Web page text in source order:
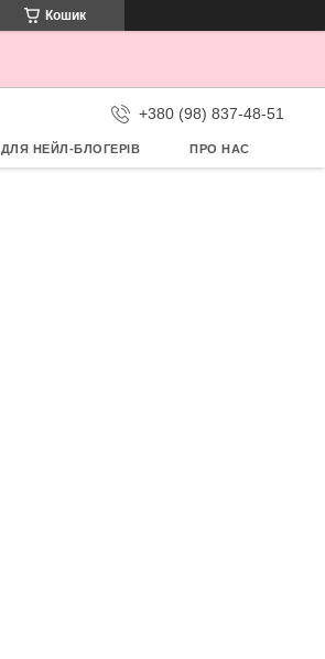
Кошик
+380 (98) 837-48-51
ДЛЯ НЕЙЛ-БЛОГЕРІВ ПРО НАС